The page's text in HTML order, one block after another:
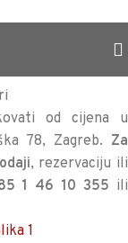
od cijena u
78, Zagreb. Za
, rezervaciju ili
1 46 10 355 ili